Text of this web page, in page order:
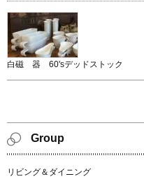
白磁 器 60'sデッドストック
Group
リビング＆ダイニング